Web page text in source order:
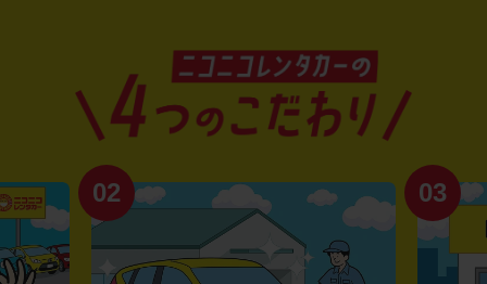
02 03